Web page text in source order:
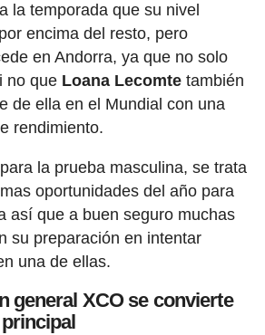
la temporada que su nivel
encima del resto, pero
en Andorra, ya que no solo
no queLoana Lecomtetambién
de ella en el Mundial con una
rendimiento.
la prueba masculina, se trata
oportunidades del año para
así que a buen seguro muchas
su preparación en intentar
una de ellas.
general XCO se convierte